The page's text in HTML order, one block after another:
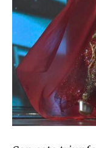
Con este